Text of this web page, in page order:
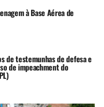
à Base Aérea de
de testemunhas de defesa e
de impeachment do